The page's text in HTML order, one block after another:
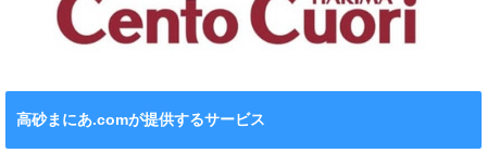
高砂まにあ.comが提供するサービス